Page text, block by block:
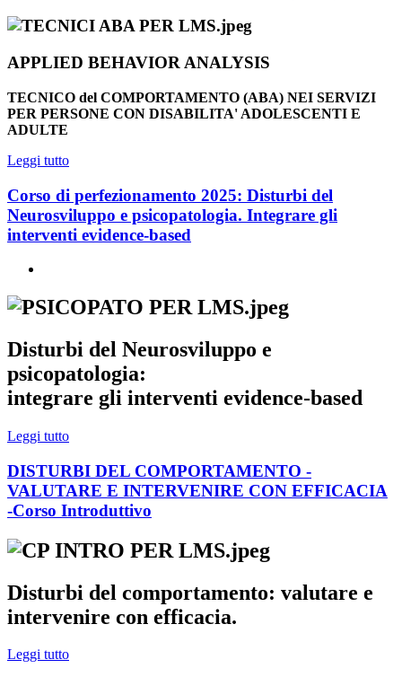
APPLIED BEHAVIOR ANALYSIS
TECNICO del COMPORTAMENTO (ABA) NEI SERVIZI
PER PERSONE CON DISABILITA' ADOLESCENTI E
ADULTE
Leggi tutto
Corso di perfezionamento 2025: Disturbi del
Neurosviluppo e psicopatologia. Integrare gli
interventi evidence-based
Disturbi del Neurosviluppo e
psicopatologia:
integrare gli interventi evidence-based
Leggi tutto
DISTURBI DEL COMPORTAMENTO -
VALUTARE E INTERVENIRE CON EFFICACIA
-Corso Introduttivo
Disturbi del comportamento: valutare e
intervenire con efficacia.
Leggi tutto